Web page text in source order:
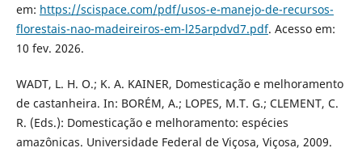
em: https://scispace.com/pdf/usos-e-manejo-de-recursos-
florestais-nao-madeireiros-em-l25arpdvd7.pdf. Acesso em:
10 fev. 2026.
WADT, L. H. O.; K. A. KAINER, Domesticação e melhoramento
de castanheira. In: BORÉM, A.; LOPES, M.T. G.; CLEMENT, C.
R. (Eds.): Domesticação e melhoramento: espécies
amazônicas. Universidade Federal de Viçosa, Viçosa, 2009.